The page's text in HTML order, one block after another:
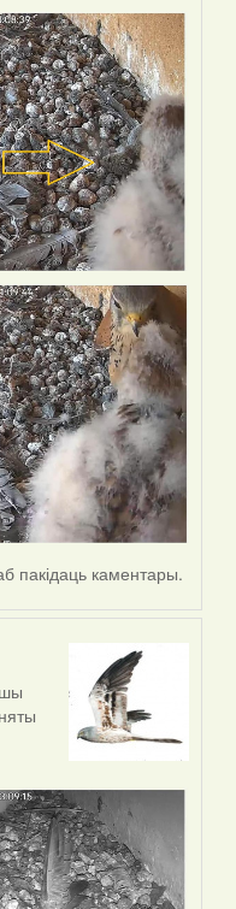
пакідаць каментары.